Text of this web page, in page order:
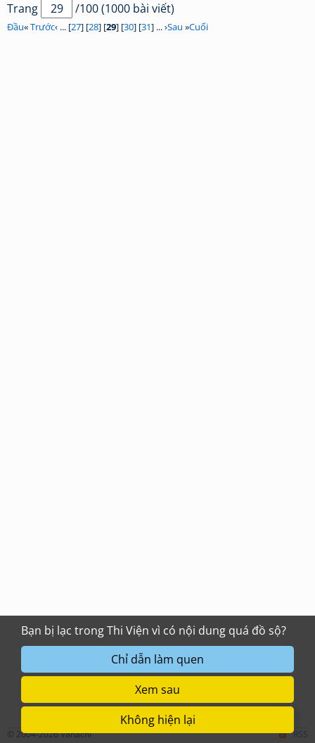
Trang /100 (1000 bài viết)
Đầu«Trước‹ ... [27] [28] [29] [30] [31] ... ›Sau »Cuối
© 2004-2026 Vanachi RSS
Chỉ dẫn làm quen
Xem sau
Không hiện lại
Bạn bị lạc trong Thi Viện vì có nội dung quá đồ sộ?